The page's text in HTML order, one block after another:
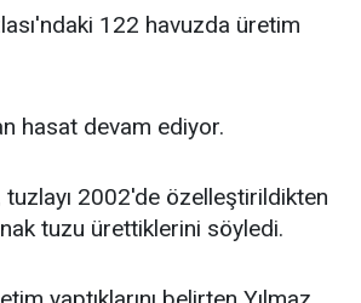
122 havuzda üretim
hasat devam ediyor.
2002'de özelleştirildikten
tuzu ürettiklerini söyledi.